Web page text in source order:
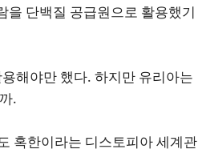
을 단백질 공급원으로 활용했기
해야만 했다. 하지만 유리아는
.
혹한이라는 디스토피아 세계관